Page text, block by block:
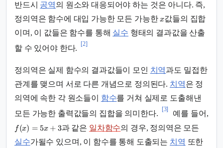
반드시 공역의 원소와 대응되어야 하는 것은 아니다. 즉,
정의역은 함수에 대입 가능한 모든 가능한x값들의 집합
이며, 이 값들은 함수를 통해 실수 형태의 결과값을 산출
할 수 있어야 한다.
[2]
정의역은 실제 함수의 결과값들이 모인 치역과도 밀접한
관계를 맺으며 서로 다른 개념으로 정의된다. 치역은 정
의역에 속한 각 원소들이 함수를 거쳐 실제로 도출해낸
모든 가능한 출력값들의 집합을 의미한다.
[3]
예를 들어,
f(x) = 5x + 3과 같은 일차함수의 경우, 정의역은 모든
실수가될수 있으며, 이 함수를 통해 도출되는 치역 또한